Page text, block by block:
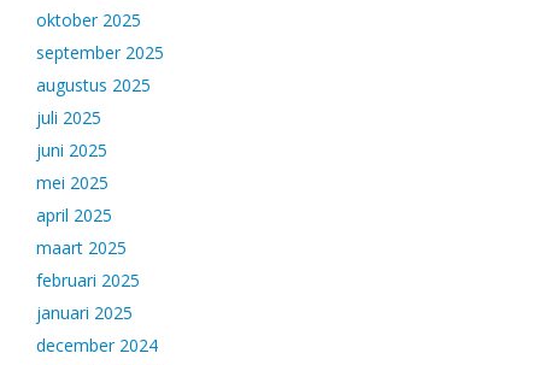
oktober 2025
september 2025
augustus 2025
juli 2025
juni 2025
mei 2025
april 2025
maart 2025
februari 2025
januari 2025
december 2024